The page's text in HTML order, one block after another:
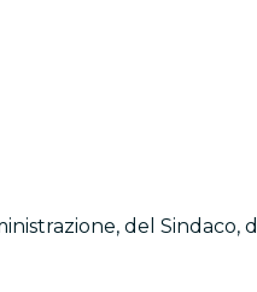
del Sindaco,